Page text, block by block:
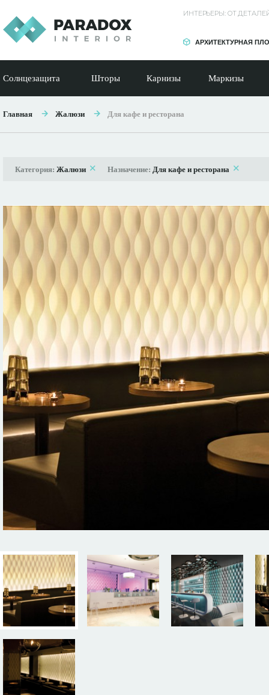
ИНТЕРЬЕРЫ: ОТ
АРХИТЕКТУРНАЯ
Солнцезащита Шторы Карнизы Маркизы
Главная Жалюзи Для кафе и ресторана
Категория: Жалюзи Назначение: Для кафе и ресторана